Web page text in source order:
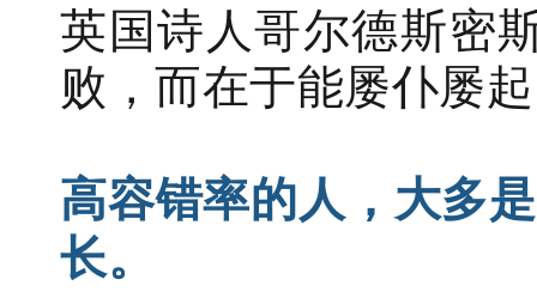
英国诗人哥尔德斯密
败，而在于能屡仆屡
高容错率的人，大多
长。